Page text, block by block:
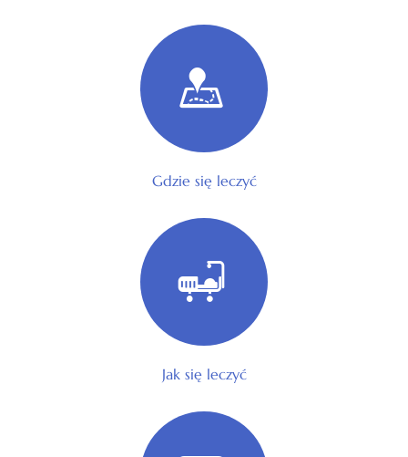
Gdzie się leczyć
Jak się leczyć